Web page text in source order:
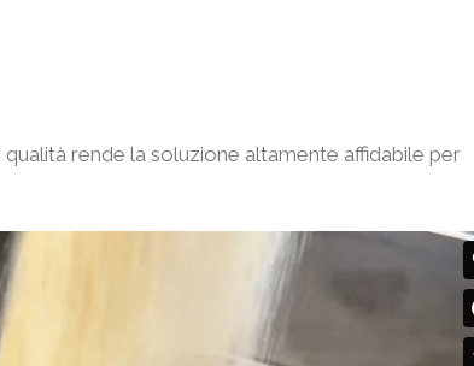
rende la soluzione altamente affidabile per